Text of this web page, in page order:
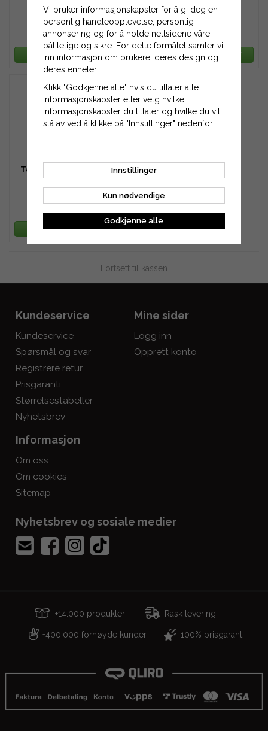
653 kr
LEGG TIL HANDLEKURV
816 kr
LEGG TIL HANDLEKURV
Tannreim HTD 776-8M-30
979 kr
LEGG TIL HANDLEKURV
Fortsett til kassen
Kundeservice
Kundeservice
Spørsmål og svar
Registrere retur
Prisgaranti
Størrelsestabeller
Nyhetsbrev
Mine sider
Logg inn
Opprett konto
Informasjon
Om oss
Om cookies
Sitemap
Nyhetsbrev og sosiale medier
+14.000 produkter Rask levering
+400.000 fornøyde kunder 100% prisgaranti
Vi bruker informasjonskapsler for å gi deg en
personlig handleopplevelse, personlig
annonsering og for å holde nettsidene våre
pålitelige og sikre. For dette formålet samler vi
inn informasjon om brukere, deres design og
deres enheter.
Klikk "Godkjenne alle" hvis du tillater alle
informasjonskapsler eller velg hvilke
informasjonskapsler du tillater og hvilke du vil
slå av ved å klikke på "Innstillinger" nedenfor.
Innstillinger
Kun nødvendige
Godkjenne alle